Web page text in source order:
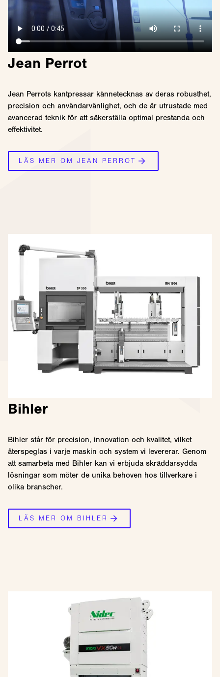
Jean Perrot
Jean Perrots kantpressar kännetecknas av deras robusthet,
precision och användarvänlighet, och de är utrustade med
avancerad teknik för att säkerställa optimal prestanda och
effektivitet.
LÄS MER OM JEAN PERROT
Bihler
Bihler står för precision, innovation och kvalitet, vilket
återspeglas i varje maskin och system vi levererar. Genom
att samarbeta med Bihler kan vi erbjuda skräddarsydda
lösningar som möter de unika behoven hos tillverkare i
olika branscher.
LÄS MER OM BIHLER